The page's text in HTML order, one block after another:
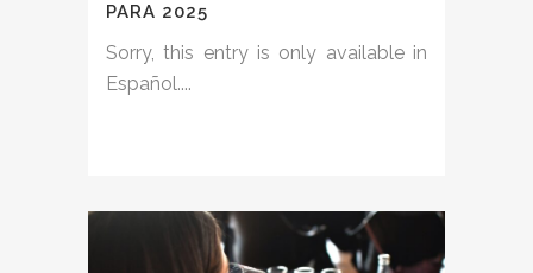
PARA 2025
Sorry, this entry is only available in
Español....